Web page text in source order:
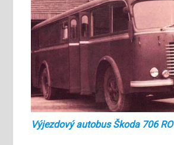
Výjezdový autobus Škoda 706 RO